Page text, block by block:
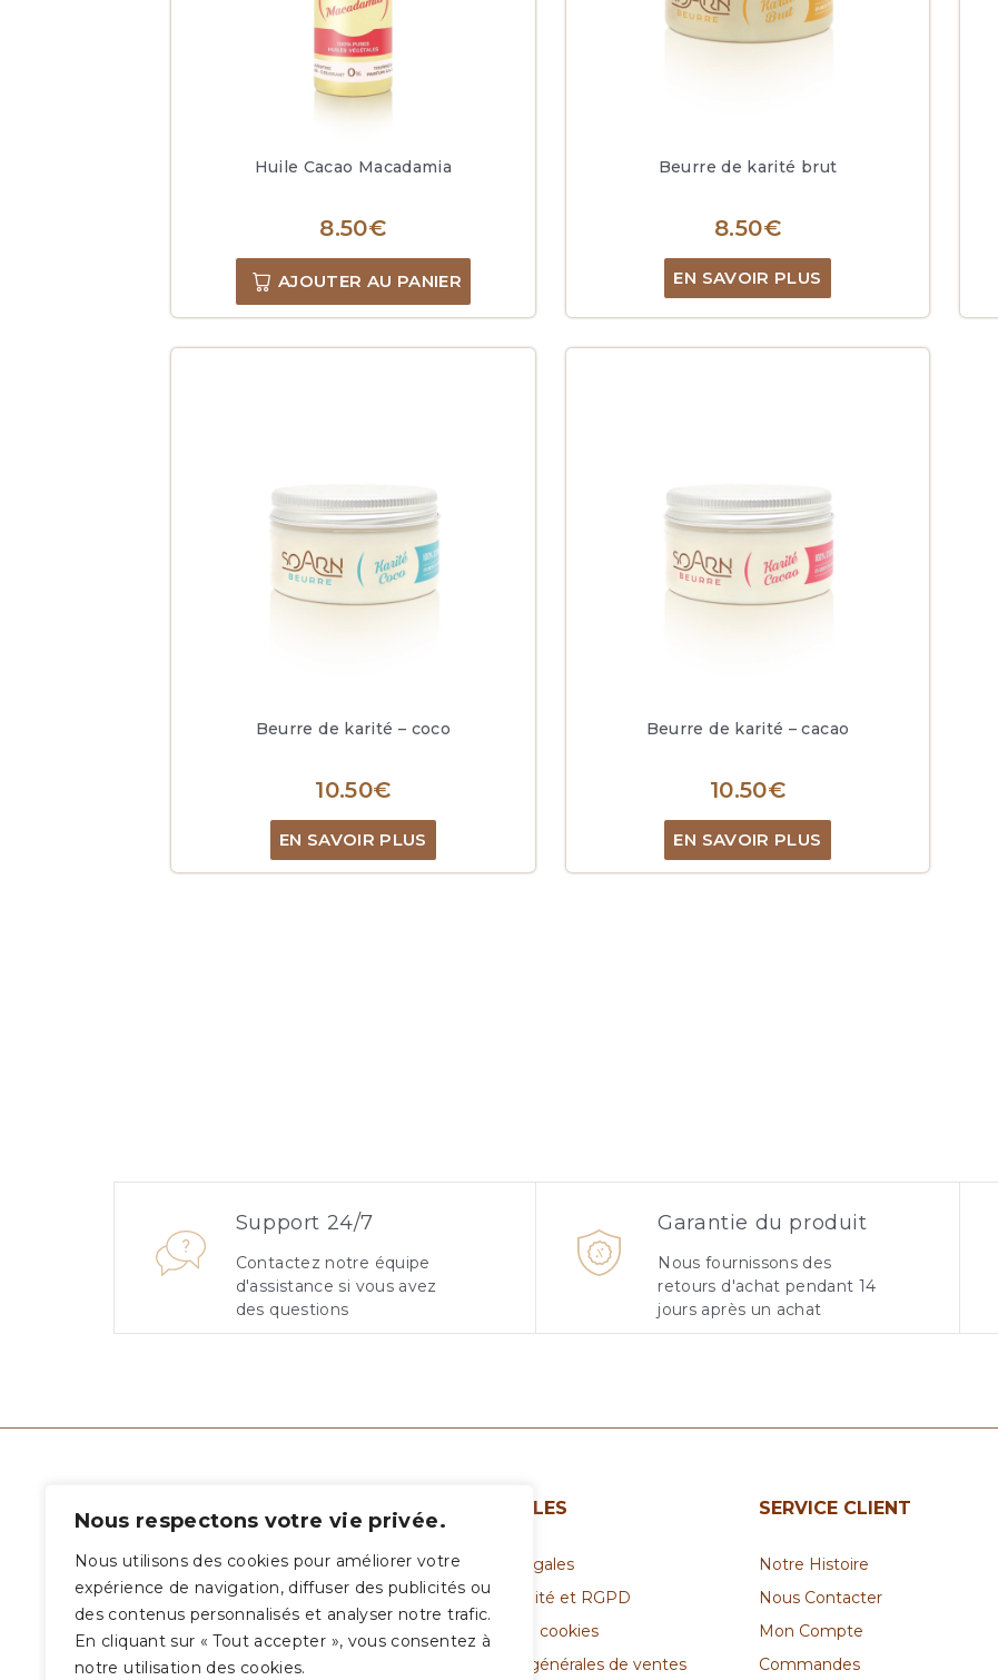
Nous respectons votre vie privée.
Nous utilisons des cookies pour améliorer votre
expérience de navigation, diffuser des publicités ou
des contenus personnalisés et analyser notre trafic.
En cliquant sur « Tout accepter », vous consentez à
notre utilisation des cookies.
Huile Cacao Macadamia
8.50€
AJOUTER AU PANIER
Beurre de karité brut
8.50€
EN SAVOIR PLUS
Beurre de karité – coco
10.50€
EN SAVOIR PLUS
Beurre de karité – cacao
10.50€
EN SAVOIR PLUS
Support 24/7
Contactez notre équipe
d'assistance si vous avez
des questions
Garantie du produit
Nous fournissons des
retours d'achat pendant 14
jours après un achat
(33) 06 10 16 63 26
EMAIL :
LIENS UTILES
Mentions légales
Confidentialité et RGPD
Politique de cookies
Conditions générales de ventes
SERVICE CLIENT
Notre Histoire
Nous Contacter
Mon Compte
Commandes